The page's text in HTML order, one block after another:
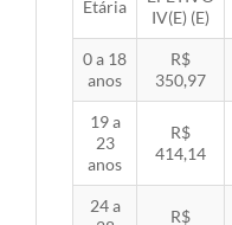
Etária
IV(E) (E)
0 a 18
anos
R$
350,97
19 a
23
anos
R$
414,14
24 a
R$